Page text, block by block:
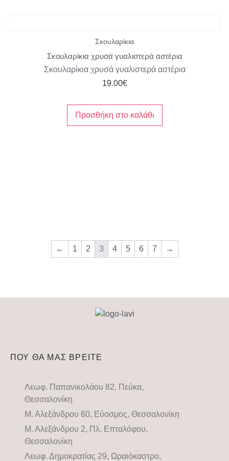
Σκουλαρίκια
Σκουλαρίκια χρυσά γυαλιστερά αστέρια
Σκουλαρίκια χρυσά γυαλιστερά αστέρια
19.00€
Προσθήκη στο καλάθι
← 1 2 3 4 5 6 7 →
ΠΟΥ ΘΑ ΜΑΣ ΒΡΕΙΤΕ
Λεωφ. Παπανικολάου 82, Πεύκα,
Θεσσαλονίκη
Μ. Αλεξάνδρου 60, Εύοσμος, Θεσσαλονίκη
Μ. Αλεξάνδρου 2, Πλ. Επταλόφου,
Θεσσαλονίκη
Λεωφ. Δημοκρατίας 29, Ωραιόκαστρο,